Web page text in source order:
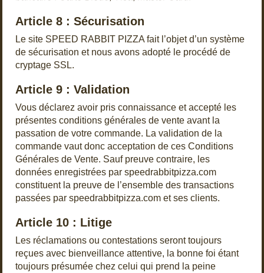
Article 8 : Sécurisation
Le site SPEED RABBIT PIZZA fait l’objet d’un système
de sécurisation et nous avons adopté le procédé de
cryptage SSL.
Article 9 : Validation
Vous déclarez avoir pris connaissance et accepté les
présentes conditions générales de vente avant la
passation de votre commande. La validation de la
commande vaut donc acceptation de ces Conditions
Générales de Vente. Sauf preuve contraire, les
données enregistrées par speedrabbitpizza.com
constituent la preuve de l’ensemble des transactions
passées par speedrabbitpizza.com et ses clients.
Article 10 : Litige
Les réclamations ou contestations seront toujours
reçues avec bienveillance attentive, la bonne foi étant
toujours présumée chez celui qui prend la peine